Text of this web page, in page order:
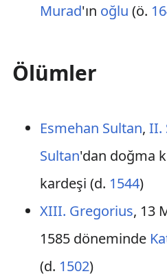
Murad'ın oğlu (ö.
Ölümler
Esmehan Sultan, II.
Sultan'dan doğma
kardeşi (d. 1544)
XIII. Gregorius, 13
1585 döneminde
(d. 1502)